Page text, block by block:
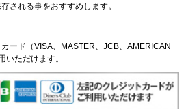
される事をおすすめします。
ード（VISA、MASTER、JCB、AMERICAN
いただけます。